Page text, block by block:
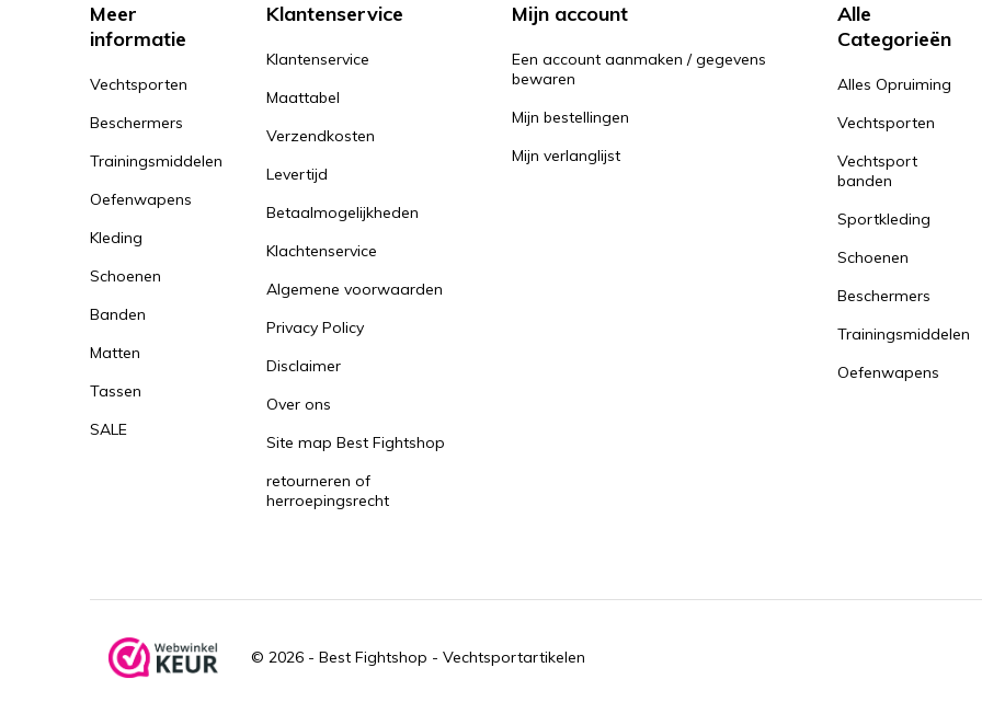
Meer
informatie
Vechtsporten
Beschermers
Trainingsmiddelen
Oefenwapens
Kleding
Schoenen
Banden
Matten
Tassen
SALE
Klantenservice
Klantenservice
Maattabel
Verzendkosten
Levertijd
Betaalmogelijkheden
Klachtenservice
Algemene voorwaarden
Privacy Policy
Disclaimer
Over ons
Site map Best Fightshop
retourneren of
herroepingsrecht
Mijn account
Een account aanmaken / gegevens
bewaren
Mijn bestellingen
Mijn verlanglijst
Alle
Categorieën
Alles Opruiming
Vechtsporten
Vechtsport
banden
Sportkleding
Schoenen
Beschermers
Trainingsmiddelen
Oefenwapens
© 2026 - Best Fightshop - Vechtsportartikelen